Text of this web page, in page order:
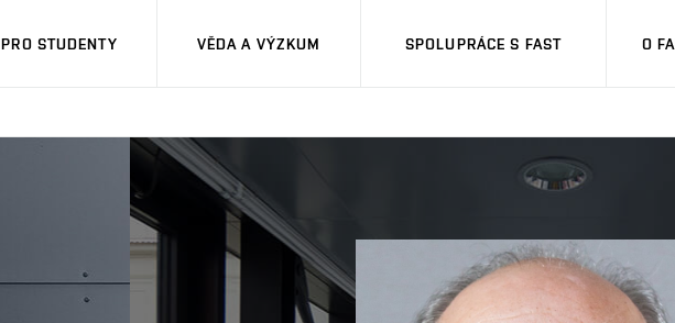
PRO STUDENTY VĚDA A VÝZKUM SPOLUPRÁCE S FAST O